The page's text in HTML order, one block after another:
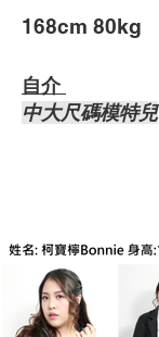
​168cm 80kg
自介 ​
中大尺碼模特兒